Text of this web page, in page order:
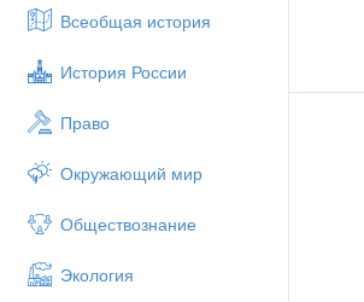
Всеобщая история
История России
Право
Окружающий мир
Обществознание
Экология